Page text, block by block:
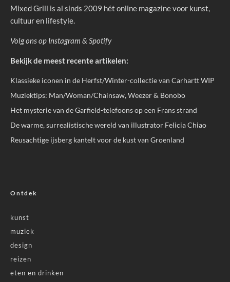
Mixed Grill is al sinds 2009 hét online magazine voor kunst,
cultuur en lifestyle.
Volg ons op Instagram & Spotify
Bekijk de meest recente artikelen:
Klassieke iconen in de Herfst/Winter-collectie van Carhartt WIP
Muziektips: Man/Woman/Chainsaw, Weezer & Bonobo
Het mysterie van de Garfield-telefoons op een Frans strand
De warme, surrealistische wereld van illustrator Felicia Chiao
Reusachtige ijsberg kantelt voor de kust van Groenland
Ontdek
kunst
muziek
design
reizen
eten en drinken